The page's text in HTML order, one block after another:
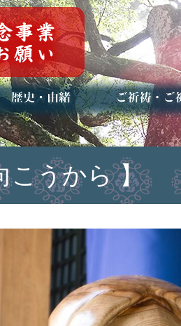
史・ご祭神
中行事
ディア掲載 ご祈祷・ご祈
安産祈願
初宮参り
七五三詣
長寿のお祝い
神前結婚式
厄祓い・方位
車のお祓い
地鎮祭
神葬祭（神式
こうから 】